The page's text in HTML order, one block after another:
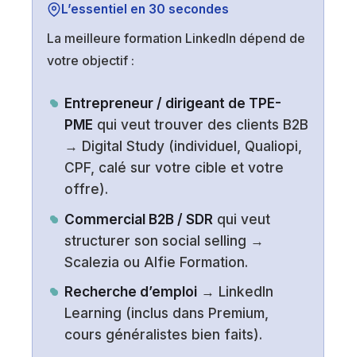
L’essentiel en 30 secondes
La meilleure formation LinkedIn dépend de
votre objectif :
Entrepreneur / dirigeant de TPE-
PME qui veut trouver des clients B2B
→ Digital Study (individuel, Qualiopi,
CPF, calé sur votre cible et votre
offre).
Commercial B2B / SDR qui veut
structurer son social selling →
Scalezia ou Alfie Formation.
Recherche d’emploi → LinkedIn
Learning (inclus dans Premium,
cours généralistes bien faits).